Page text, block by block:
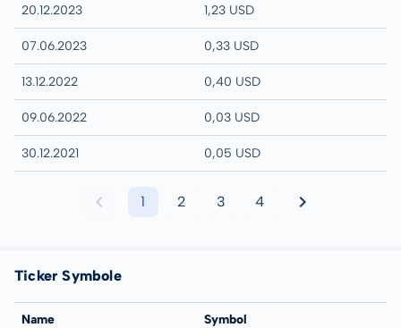
20.12.2023 1,23 USD
07.06.2023 0,33 USD
13.12.2022 0,40 USD
09.06.2022 0,03 USD
30.12.2021 0,05 USD
1 2 3 4
Ticker Symbole
Name Symbol